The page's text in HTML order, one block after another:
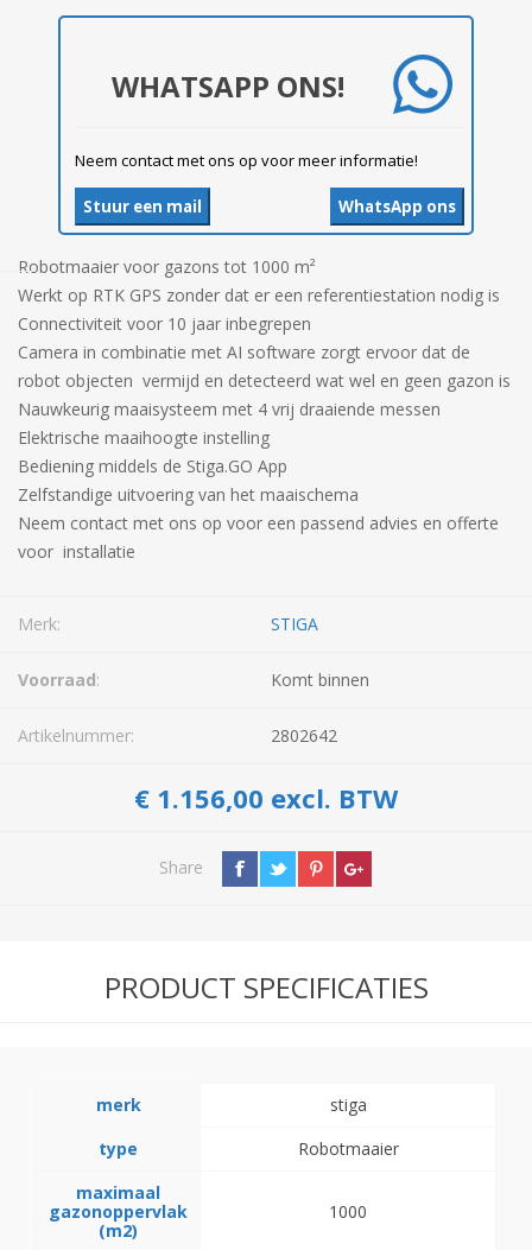
WHATSAPP ONS!
Neem contact met ons op voor meer informatie!
WhatsApp ons
Stuur een mail
Robotmaaier voor gazons tot 1000 m²
Werkt op RTK GPS zonder dat er een referentiestation nodig is
Connectiviteit voor 10 jaar inbegrepen
Camera in combinatie met AI software zorgt ervoor dat de
robot objecten vermijd en detecteerd wat wel en geen gazon is
Nauwkeurig maaisysteem met 4 vrij draaiende messen
Elektrische maaihoogte instelling
Bediening middels de Stiga.GO App
Zelfstandige uitvoering van het maaischema
Neem contact met ons op voor een passend advies en offerte
voor installatie
Merk: STIGA
Voorraad: Komt binnen
Artikelnummer: 2802642
€ 1.156,00 excl. BTW
Share
PRODUCT SPECIFICATIES
merk
stiga
type
Robotmaaier
maximaal
gazonoppervlak
(m2)
1000